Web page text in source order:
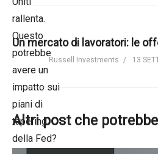
Russell Investments 13
Altri post che